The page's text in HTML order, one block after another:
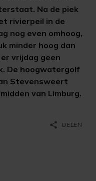
Na de piek
rivierpeil in de
nog even omhoog,
minder hoog dan
vrijdag geen
De hoogwatergolf
Stevensweert
van Limburg.
share DELEN